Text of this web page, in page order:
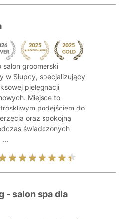
salon groomerski
w Słupcy, specjalizujący
pielęgnacji
Miejsce to
podejściem do
oraz spokojną
świadczonych
...
- salon spa dla